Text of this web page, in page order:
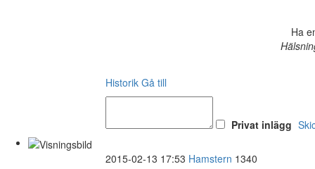
Ha
Historik Gå till
Privat inlägg
2015-02-13 17:53 Hamstern 1340